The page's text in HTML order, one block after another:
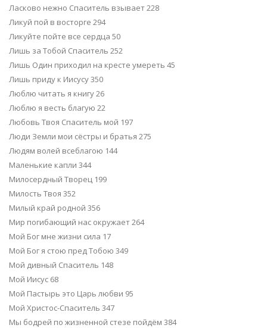
Ласково нежно Спаситель взывает 228
Ликуй пой в восторге 294
Ликуйте пойте все сердца 50
Лишь за Тобой Спаситель 252
Лишь Один приходил на кресте умереть 45
Лишь приду к Иисусу 350
Люблю читать я книгу 26
Люблю я весть благую 22
Любовь Твоя Спаситель мой 197
Люди Земли мои сёстры и братья 275
Людям волей всеблагою 144
Маленькие капли 344
Милосердный Творец 199
Милость Твоя 352
Милый край родной 356
Мир погибающий нас окружает 264
Мой Бог мне жизни сила 17
Мой Бог я стою пред Тобою 349
Мой дивный Спаситель 148
Мой Иисус 68
Мой Пастырь это Царь любви 95
Мой Христос-Спаситель 347
Мы бодрей по жизненной стезе пойдём 384